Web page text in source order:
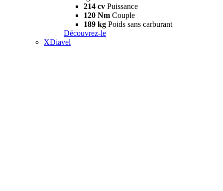
214 cv Puissance
120 Nm Couple
189 kg Poids sans carburant
Découvrez-le
XDiavel